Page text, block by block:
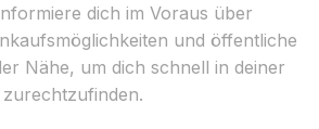
dich im Voraus über
und öffentliche
Nähe, um dich schnell in deiner